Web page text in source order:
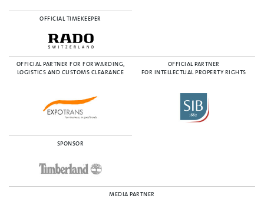
OFFICIAL TIMEKEEPER
OFFICIAL PARTNER FOR FORWARDING,
LOGISTICS AND CUSTOMS CLEARANCE
OFFICIAL PARTNER
FOR INTELLECTUAL PROPERTY RIGHTS
SPONSOR
MEDIA PARTNER